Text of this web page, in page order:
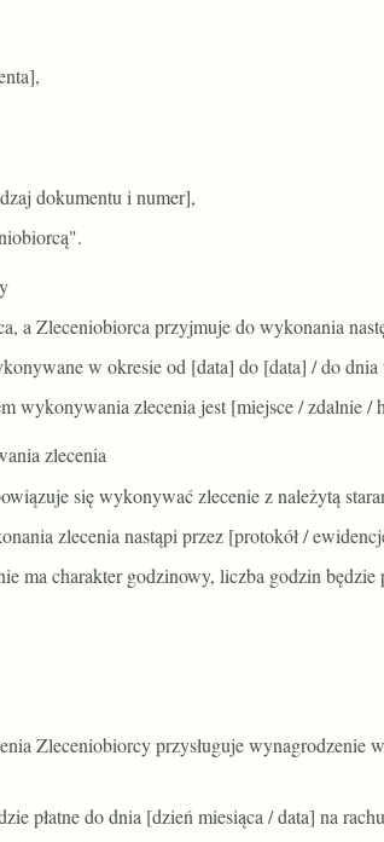
dokumentu i numer],
a Zleceniobiorca przyjmuje do wykonania
w okresie od [data] do [data] / do
wykonywania zlecenia jest [miejsce / zdalnie /
zlecenia
się wykonywać zlecenie z należytą
zlecenia nastąpi przez [protokół /
ma charakter godzinowy, liczba godzin
Zleceniobiorcy przysługuje wynagrodzenie
płatne do dnia [dzień miesiąca / data] na